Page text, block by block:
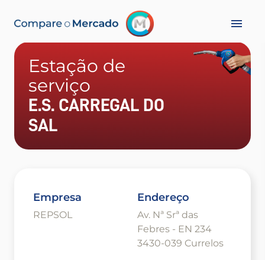
Estação de
serviço
E.S. CARREGAL DO
SAL
Empresa
REPSOL
Endereço
Av. Nª Srª das
Febres - EN 234
3430-039 Currelos